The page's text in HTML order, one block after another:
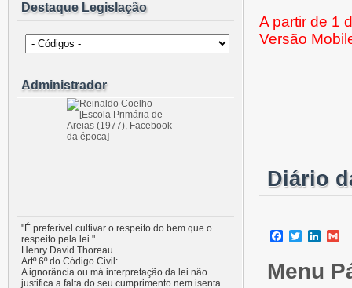
A partir de 1
Versão
Diário
Facebook
Twitter
Menu
Destaque Legislação
Administrador
"É preferível cultivar o respeito do bem que o
respeito pela lei."
Henry David Thoreau.
Artº 6º do Código Civil:
A ignorância ou má interpretação da lei não
justifica a falta do seu cumprimento nem isenta